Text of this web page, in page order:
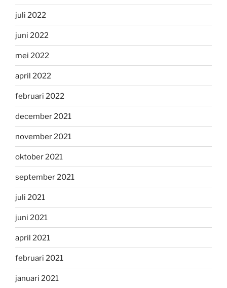
juli 2022
juni 2022
mei 2022
april 2022
februari 2022
december 2021
november 2021
oktober 2021
september 2021
juli 2021
juni 2021
april 2021
februari 2021
januari 2021